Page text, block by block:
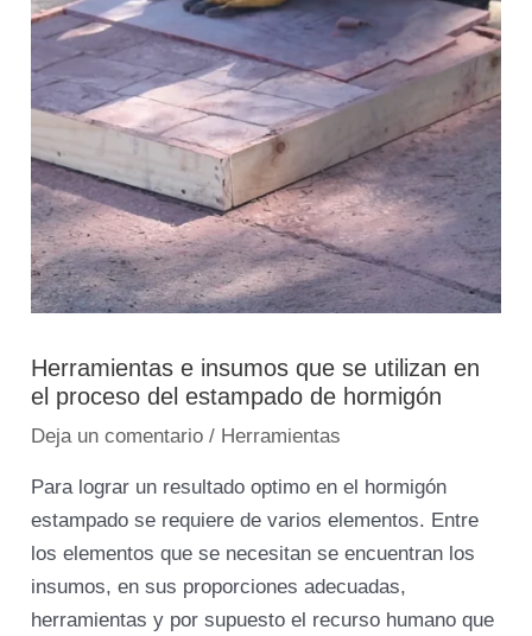
Herramientas e insumos que se utilizan en
el proceso del estampado de hormigón
Deja un comentario / Herramientas
Para lograr un resultado optimo en el hormigón
estampado se requiere de varios elementos. Entre
los elementos que se necesitan se encuentran los
insumos, en sus proporciones adecuadas,
herramientas y por supuesto el recurso humano que